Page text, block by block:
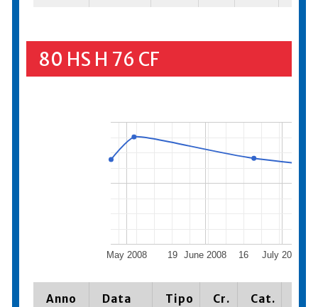
80 HS H 76 CF
May 2008 June 2008 July 2008
19 16
Anno Data Tipo Cr. Cat.